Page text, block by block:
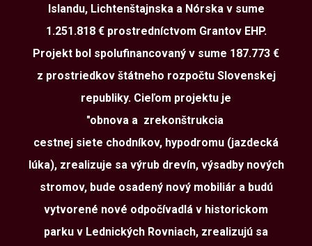
Islandu, Lichtenštajnska a Nórska v sume
1.251.818 € prostredníctvom Grantov EHP.
Projekt bol spolufinancovaný v sume 187.773 €
z prostriedkov štátneho rozpočtu Slovenskej
republiky. Cieľom projektu je
"obnova a zrekonštrukcia
cestnej siete chodníkov, hypodromu (jazdecká
lúka), zrealizuje sa výrub drevín, výsadby nových
stromov, bude osadený nový mobiliár a budú
vytvorené nové odpočívadlá v historickom
parku v Lednických Rovniach, zrealizujú sa